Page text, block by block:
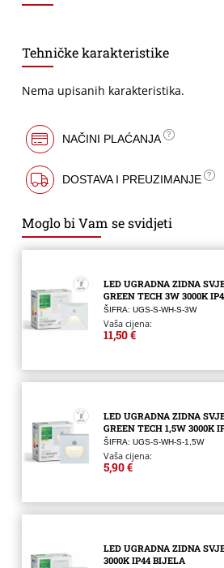
Tehničke karakteristike
Nema upisanih karakteristika.
NAČINI PLAĆANJA
DOSTAVA I PREUZIMANJE
Moglo bi Vam se svidjeti
LED UGRADNA ZIDNA
GREEN TECH 3W 3000K
ŠIFRA: UGS-S-WH-S-3W
Vaša cijena:
11,50 €
LED UGRADNA ZIDNA
GREEN TECH 1,5W 3000K
ŠIFRA: UGS-S-WH-S-1,5W
Vaša cijena:
5,90 €
LED UGRADNA ZIDNA
3000K IP44 BIJELA